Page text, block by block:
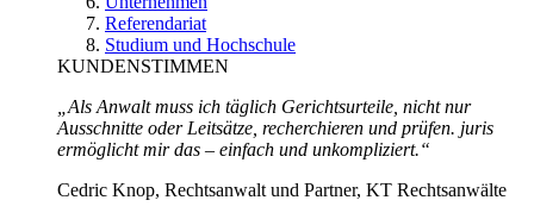
Referendariat
Studium und Hochschule
KUNDENSTIMMEN
„Als Anwalt muss ich täglich Gerichtsurteile, nicht nur
Ausschnitte oder Leitsätze, recherchieren und prüfen. juris
ermöglicht mir das – einfach und unkompliziert.“
Cedric Knop, Rechtsanwalt und Partner, KT Rechtsanwälte